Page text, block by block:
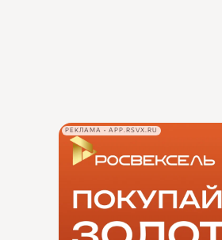
РЕКЛАМА • APP.RSVX.RU